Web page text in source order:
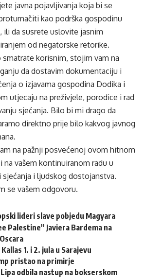
javna pojavljivanja koja bi se
kao podrška gospodinu
ili da susrete uslovite jasnim
od negatorske retorike.
smatrate korisnim, stojim vam na
da dostavim dokumentaciju i
o izjavama gospodina Dodika i
utjecaju na preživjele, porodice i rad
sjećanja. Bilo bi mi drago da
direktno prije bilo kakvog javnog
na pažnji posvećenoj ovom hitnom
na vašem kontinuiranom radu u
sjećanja i ljudskog dostojanstva.
se vašem odgovoru.
lideri slave pobjedu Magyara
Palestine” Javiera Bardema na
Kallas 1. i 2. jula u Sarajevu
pristao na primirje
Lipa odbila nastup na bokserskom